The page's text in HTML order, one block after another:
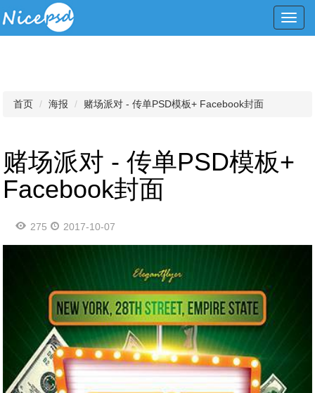
首页 海报 赌场派对 - 传单PSD模板+ Facebook封面
赌场派对 - 传单PSD模板+
Facebook封面
275 2017-10-07